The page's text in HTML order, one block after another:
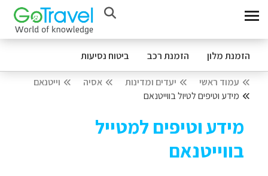
הזמנת מלון הזמנת רכב ביטוח נסיעות
עמוד ראשי יעדים ומדינות אסיה
וייטנאם
מידע וטיפים לטיול בווייטנאם
מידע וטיפים למטייל
בווייטנאם